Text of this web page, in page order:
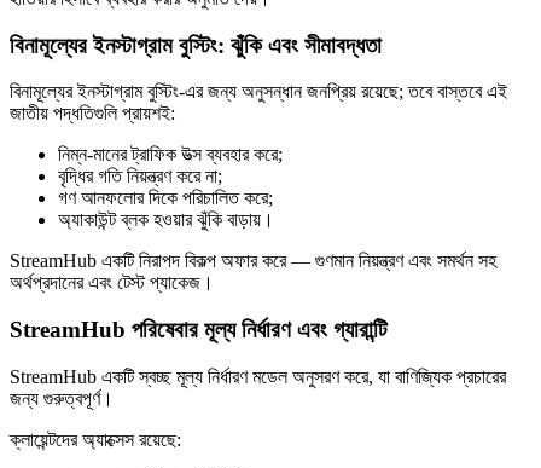
বিনামূল্যের ইনস্টাগ্রাম বুস্টিং: ঝুঁকি এবং সীমাবদ্ধতা
বিনামূল্যের ইনস্টাগ্রাম বুস্টিং-এর জন্য অনুসন্ধান জনপ্রিয় রয়েছে; তবে বাস্তবে এই
জাতীয় পদ্ধতিগুলি প্রায়শই:
নিম্ন-মানের ট্রাফিক উত্স ব্যবহার করে;
বৃদ্ধির গতি নিয়ন্ত্রণ করে না;
গণ আনফলোর দিকে পরিচালিত করে;
অ্যাকাউন্ট ব্লক হওয়ার ঝুঁকি বাড়ায়।
StreamHub একটি নিরাপদ বিকল্প অফার করে — গুণমান নিয়ন্ত্রণ এবং সমর্থন সহ
অর্থপ্রদানের এবং টেস্ট প্যাকেজ।
StreamHub পরিষেবার মূল্য নির্ধারণ এবং গ্যারান্টি
StreamHub একটি স্বচ্ছ মূল্য নির্ধারণ মডেল অনুসরণ করে, যা বাণিজ্যিক প্রচারের
জন্য গুরুত্বপূর্ণ।
ক্লায়েন্টদের অ্যাক্সেস রয়েছে: